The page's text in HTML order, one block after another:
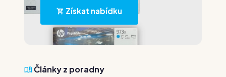
Získat nabídku
Články z poradny